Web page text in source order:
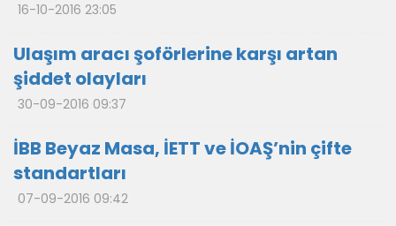
16-10-2016 23:05
Ulaşım aracı şoförlerine karşı artan
şiddet olayları
30-09-2016 09:37
İBB Beyaz Masa, İETT ve İOAŞ’nin çifte
standartları
07-09-2016 09:42